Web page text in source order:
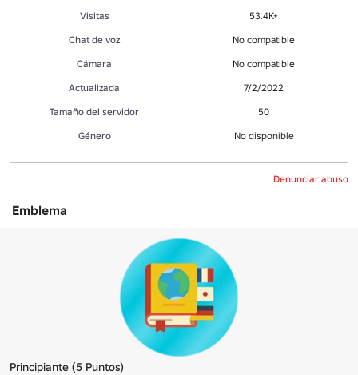
Visitas
53.4K+
Chat de voz
No compatible
Cámara
No compatible
Actualizada
7/2/2022
Tamaño del servidor
50
Género
No disponible
Denunciar abuso
Emblema
Principiante (5 Puntos)